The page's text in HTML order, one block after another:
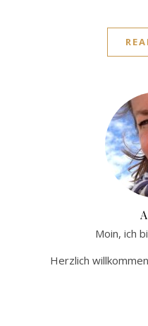
Moin, ich
Herzlich